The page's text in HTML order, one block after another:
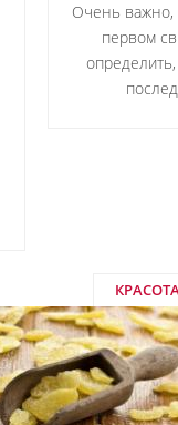
Очень важно,
первом